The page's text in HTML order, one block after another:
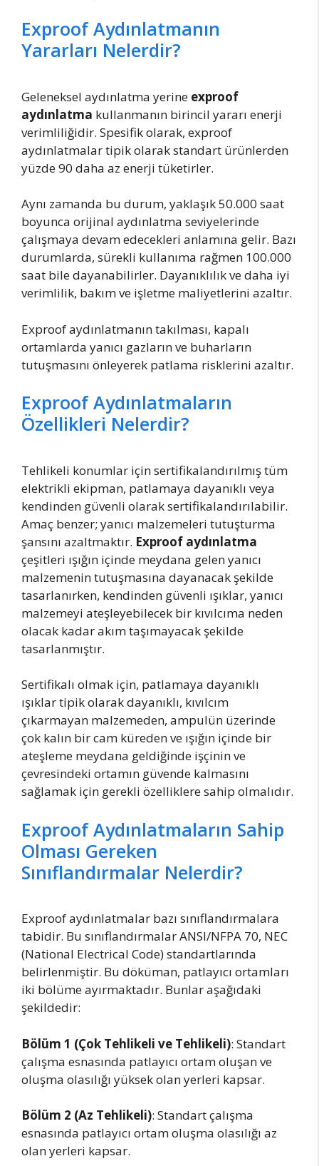
Exproof Aydınlatmanın
Yararları Nelerdir?
Geleneksel aydınlatma yerine exproof
aydınlatma kullanmanın birincil yararı enerji
verimliliğidir. Spesifik olarak, exproof
aydınlatmalar tipik olarak standart ürünlerden
yüzde 90 daha az enerji tüketirler.
Aynı zamanda bu durum, yaklaşık 50.000 saat
boyunca orijinal aydınlatma seviyelerinde
çalışmaya devam edecekleri anlamına gelir. Bazı
durumlarda, sürekli kullanıma rağmen 100.000
saat bile dayanabilirler. Dayanıklılık ve daha iyi
verimlilik, bakım ve işletme maliyetlerini azaltır.
Exproof aydınlatmanın takılması, kapalı
ortamlarda yanıcı gazların ve buharların
tutuşmasını önleyerek patlama risklerini azaltır.
Exproof Aydınlatmaların
Özellikleri Nelerdir?
Tehlikeli konumlar için sertifikalandırılmış tüm
elektrikli ekipman, patlamaya dayanıklı veya
kendinden güvenli olarak sertifikalandırılabilir.
Amaç benzer; yanıcı malzemeleri tutuşturma
şansını azaltmaktır. Exproof aydınlatma
çeşitleri ışığın içinde meydana gelen yanıcı
malzemenin tutuşmasına dayanacak şekilde
tasarlanırken, kendinden güvenli ışıklar, yanıcı
malzemeyi ateşleyebilecek bir kıvılcıma neden
olacak kadar akım taşımayacak şekilde
tasarlanmıştır.
Sertifikalı olmak için, patlamaya dayanıklı
ışıklar tipik olarak dayanıklı, kıvılcım
çıkarmayan malzemeden, ampulün üzerinde
çok kalın bir cam küreden ve ışığın içinde bir
ateşleme meydana geldiğinde işçinin ve
çevresindeki ortamın güvende kalmasını
sağlamak için gerekli özelliklere sahip olmalıdır.
Exproof Aydınlatmaların Sahip
Olması Gereken
Sınıflandırmalar Nelerdir?
Exproof aydınlatmalar bazı sınıflandırmalara
tabidir. Bu sınıflandırmalar ANSI/NFPA 70, NEC
(National Electrical Code) standartlarında
belirlenmiştir. Bu döküman, patlayıcı ortamları
iki bölüme ayırmaktadır. Bunlar aşağıdaki
şekildedir:
Bölüm 1 (Çok Tehlikeli ve Tehlikeli): Standart
çalışma esnasında patlayıcı ortam oluşan ve
oluşma olasılığı yüksek olan yerleri kapsar.
Bölüm 2 (Az Tehlikeli): Standart çalışma
esnasında patlayıcı ortam oluşma olasılığı az
olan yerleri kapsar.